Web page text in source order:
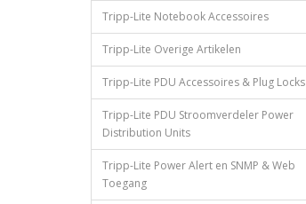
Tripp-Lite Notebook Accessoires
Tripp-Lite Overige Artikelen
Tripp-Lite PDU Accessoires & Plug Locks
Tripp-Lite PDU Stroomverdeler Power
Distribution Units
Tripp-Lite Power Alert en SNMP & Web
Toegang